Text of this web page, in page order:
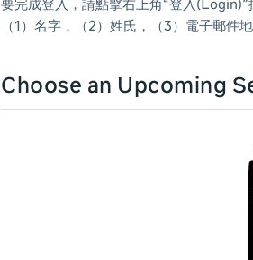
要完成登入，請點擊右上角“登入
（1）名字，（2）姓氏，（3）電子郵件
Choose an Upcoming